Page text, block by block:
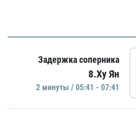
Задержка соперника
8.Ху Ян
2 минуты / 05:41 - 07:41